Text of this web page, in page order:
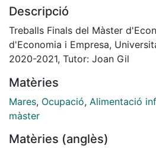
Using the National Health and
estimate the causal effect of
children’s nutrition outcomes
anthropometrics measurements.
while I have not found any
employment on children
underweight and overweight.
Descripció
Treballs Finals del Màster
d'Economia i Empresa,
2020-2021, Tutor: Joan Gil
Matèries
Mares, Ocupació, Alimentació
màster
Matèries (anglès)